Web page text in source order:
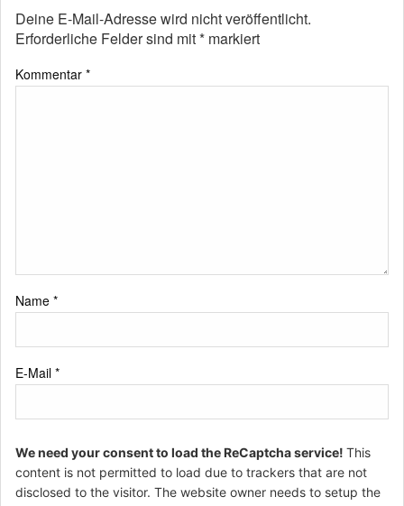
Deine E-Mail-Adresse wird nicht veröffentlicht.
Erforderliche Felder sind mit* markiert
Kommentar *
Name *
E-Mail *
We need your consent to load the ReCaptcha service! This
content is not permitted to load due to trackers that are not
disclosed to the visitor. The website owner needs to setup the